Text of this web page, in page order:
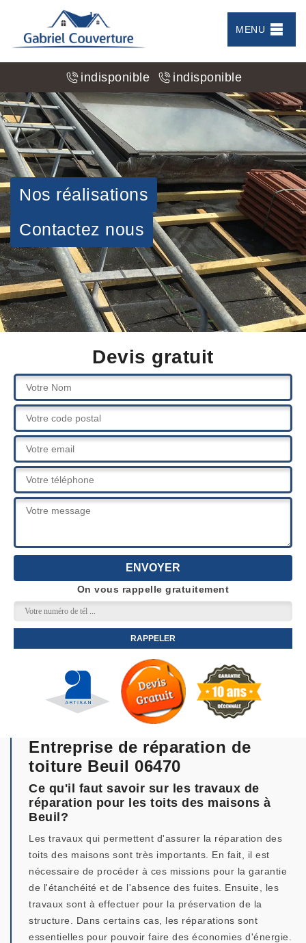
MENU
indisponible indisponible
Nos réalisations
Contactez nous
Devis gratuit
On vous rappelle gratuitement
Entreprise de réparation de
toiture Beuil 06470
Ce qu'il faut savoir sur les travaux de
réparation pour les toits des maisons à
Beuil?
Les travaux qui permettent d'assurer la réparation des
toits des maisons sont très importants. En fait, il est
nécessaire de procéder à ces missions pour la garantie
de l'étanchéité et de l'absence des fuites. Ensuite, les
travaux sont à effectuer pour la préservation de la
structure. Dans certains cas, les réparations sont
essentielles pour pouvoir faire des économies d'énergie.